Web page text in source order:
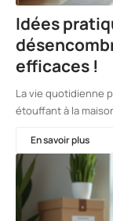
Idées
efficaces !
La vie quotidienne
étouffant à la
En savoir plus